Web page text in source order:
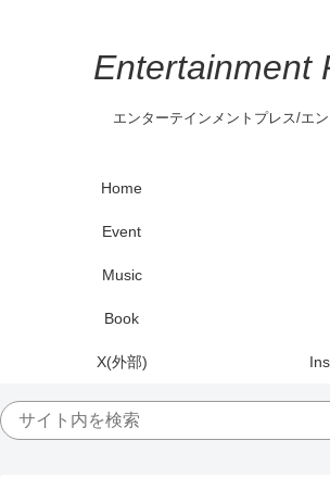
Entertainment
エンターテインメントプレス/エン
Home
Event
Music
Book
X(外部)